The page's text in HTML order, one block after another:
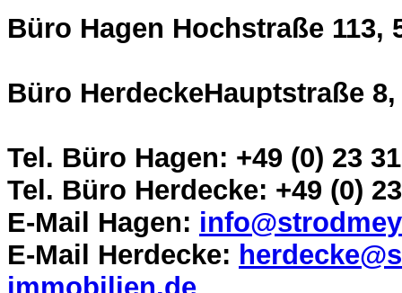
Büro Hagen Hochstraße 113,
Büro HerdeckeHauptstraße
Tel. Büro Hagen: +49 (0) 23
Tel. Büro Herdecke: +49 (0)
E-Mail Hagen:
E-Mail Herdecke: